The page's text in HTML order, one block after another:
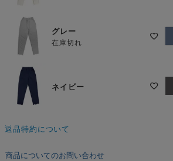
グレー
在庫切れ
ネイビー
返品特約について
商品についてのお問い合わせ